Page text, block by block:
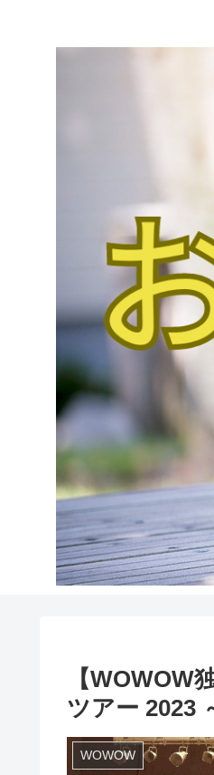
【
ツアー 2023
WOWOW